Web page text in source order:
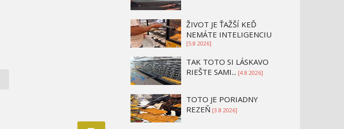
ŽIVOT JE ŤAŽŠÍ KEĎ
NEMÁTE INTELIGENCIU
[5.8 2026]
TAK TOTO SI LÁSKAVO
RIEŠTE SAMI... [4.8 2026]
TOTO JE PORIADNY
REZEŇ [3.8 2026]